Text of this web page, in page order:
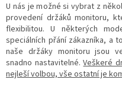
U nás je možné si vybrat z
provedení držáků monitoru,
flexibilitou. U některých
speciálních přání zákazníka, a
naše držáky monitoru jsou
snadno nastavitelné.Veškeré
nejleší volbou, vše ostatní je